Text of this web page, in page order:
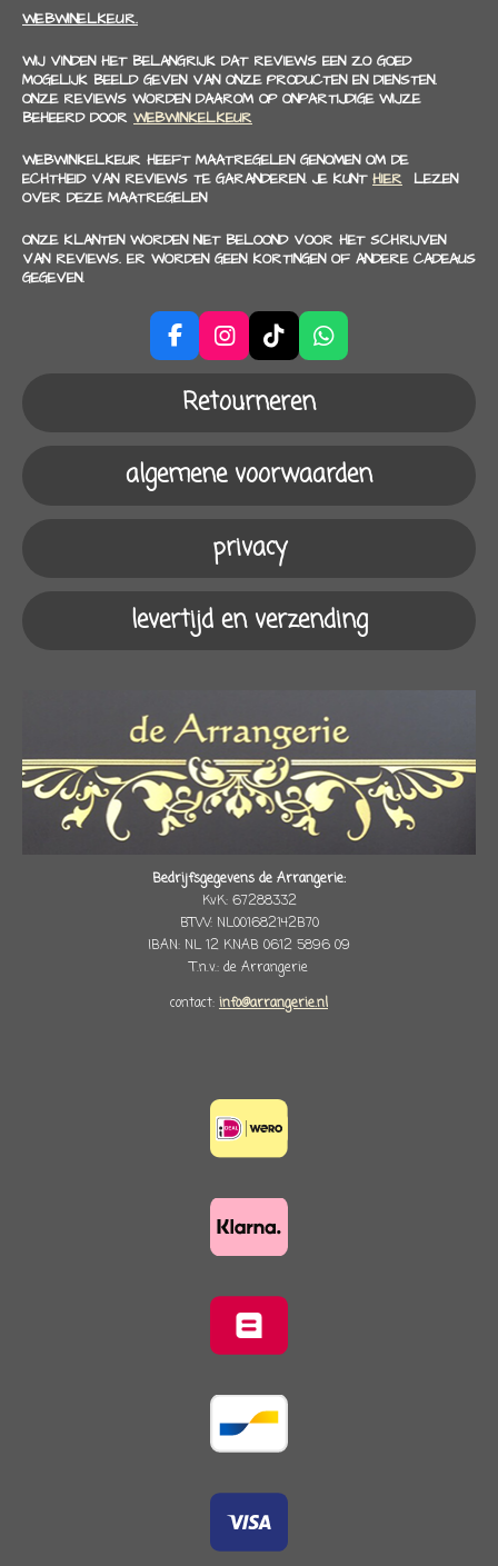
WEBWINELKEUR.
WIJ VINDEN HET BELANGRIJK DAT REVIEWS EEN ZO GOED
MOGELIJK BEELD GEVEN VAN ONZE PRODUCTEN EN DIENSTEN.
ONZE REVIEWS WORDEN DAAROM OP ONPARTIJDIGE WIJZE
BEHEERD DOOR WEBWINKELKEUR
WEBWINKELKEUR HEEFT MAATREGELEN GENOMEN OM DE
ECHTHEID VAN REVIEWS TE GARANDEREN. JE KUNT HIER LEZEN
OVER DEZE MAATREGELEN
ONZE KLANTEN WORDEN NIET BELOOND VOOR HET SCHRIJVEN
VAN REVIEWS. ER WORDEN GEEN KORTINGEN OF ANDERE CADEAUS
GEGEVEN.
F
a
b
o
k
I
n
s
t
a
r
a
m
T
i
k
T
o
W
h
s
p
p
Retourneren
algemene voorwaarden
privacy
levertijd en verzending
Bedrijfsgegevens de Arrangerie:
KvK: 67288332
BTW: NL001682142B70
IBAN: NL 12 KNAB 0612 5896 09
T.n.v.: de Arrangerie
contact: info@arrangerie.nl